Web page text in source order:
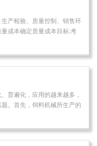
产检验、质量控制、销售环
成本确定质量成本目标;考
普遍化，应用的越来越多，
。首先，饲料机械所生产的